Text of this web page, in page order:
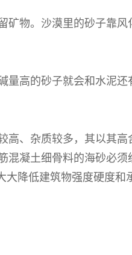
矿物。沙漠里的砂子靠
高的砂子就会和水泥
高、杂质较多，其以其
凝土细骨料的海砂必
降低建筑物强度硬度和